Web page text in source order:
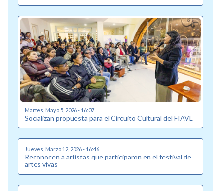
Martes, Mayo 5, 2026 - 16:07
Socializan propuesta para el Circuito Cultural del FIAVL
Jueves, Marzo 12, 2026 - 16:46
Reconocen a artistas que participaron en el festival de
artes vivas